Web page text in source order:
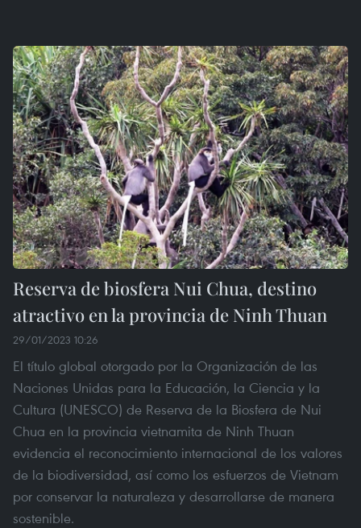
Reserva de biosfera Nui Chua, destino
atractivo en la provincia de Ninh Thuan
29/01/2023 10:26
El título global otorgado por la Organización de las
Naciones Unidas para la Educación, la Ciencia y la
Cultura (UNESCO) de Reserva de la Biosfera de Nui
Chua en la provincia vietnamita de Ninh Thuan
evidencia el reconocimiento internacional de los valores
de la biodiversidad, así como los esfuerzos de Vietnam
por conservar la naturaleza y desarrollarse de manera
sostenible.